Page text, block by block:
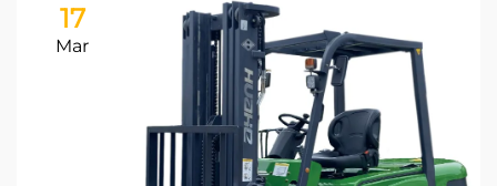
17
Mar